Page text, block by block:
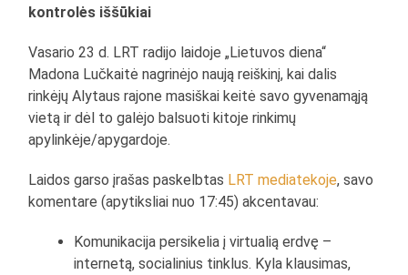
kontrolės iššūkiai
Vasario 23 d. LRT radijo laidoje „Lietuvos diena“
Madona Lučkaitė nagrinėjo naują reiškinį, kai dalis
rinkėjų Alytaus rajone masiškai keitė savo gyvenamąją
vietą ir dėl to galėjo balsuoti kitoje rinkimų
apylinkėje/apygardoje.
Laidos garso įrašas paskelbtas LRT mediatekoje, savo
komentare (apytiksliai nuo 17:45) akcentavau:
Komunikacija persikelia į virtualią erdvę –
internetą, socialinius tinklus. Kyla klausimas,